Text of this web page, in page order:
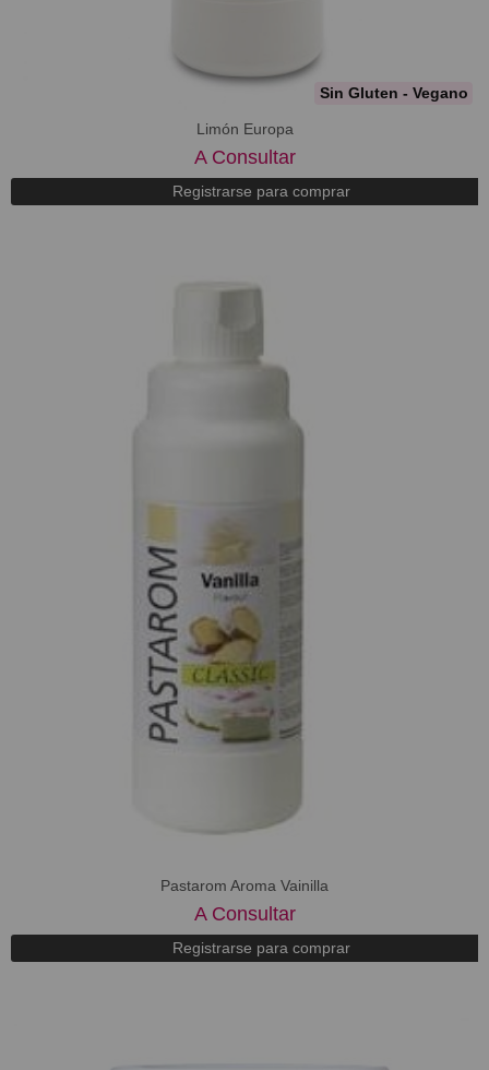
Sin Gluten - Vegano
Limón Europa
A Consultar
Registrarse para comprar
Pastarom Aroma Vainilla
A Consultar
Registrarse para comprar